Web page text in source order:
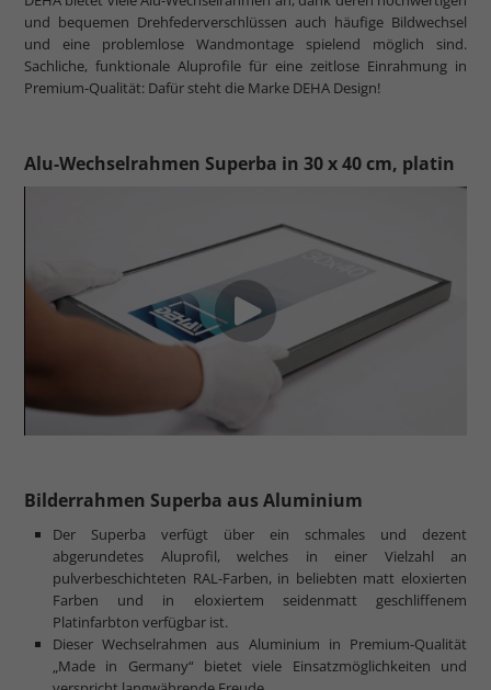
und bequemen Drehfederverschlüssen auch häufige Bildwechsel
und eine problemlose Wandmontage spielend möglich sind.
Sachliche, funktionale Aluprofile für eine zeitlose Einrahmung in
Premium-Qualität: Dafür steht die Marke DEHA Design!
Alu-Wechselrahmen Superba in 30 x 40 cm, platin
Bilderrahmen Superba aus Aluminium
Der Superba verfügt über ein schmales und dezent
abgerundetes Aluprofil, welches in einer Vielzahl an
pulverbeschichteten RAL-Farben, in beliebten matt eloxierten
Farben und in eloxiertem seidenmatt geschliffenem
Platinfarbton verfügbar ist.
Dieser Wechselrahmen aus Aluminium in Premium-Qualität
„Made in Germany“ bietet viele Einsatzmöglichkeiten und